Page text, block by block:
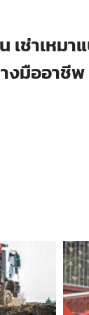
เช่าเหมา
งมืออาชีพ